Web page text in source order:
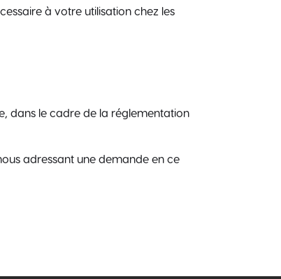
à votre utilisation chez les
dans le cadre de la réglementation
adressant une demande en ce